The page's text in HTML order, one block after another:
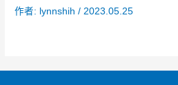
作者: lynnshih/ 2023.05.25